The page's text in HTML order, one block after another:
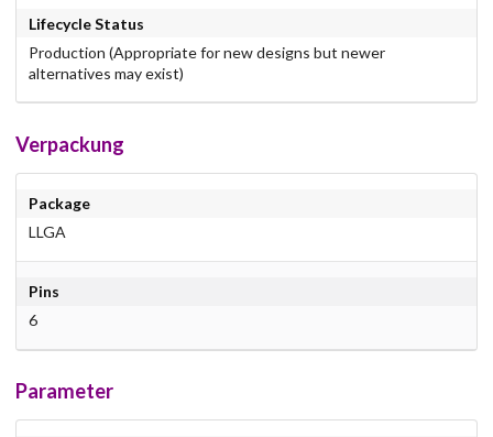
Lifecycle Status
Production (Appropriate for new designs but newer
alternatives may exist)
Verpackung
Package
LLGA
Pins
6
Parameter